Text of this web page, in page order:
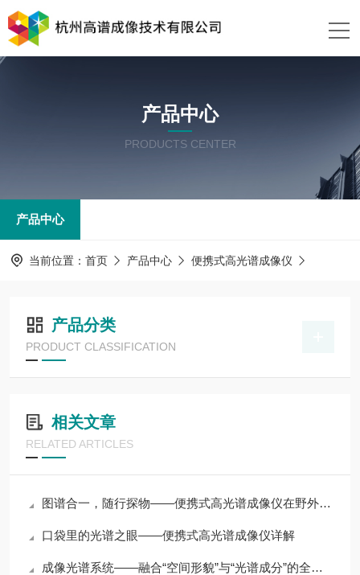
产品中心
PRODUCTS CENTER
产品中心
当前位置： 首页 产品中心 便携式高光谱成像仪
产品分类
PRODUCT CLASSIFICATION
相关文章
RELATED ARTICLES
图谱合一，随行探物——便携式高光谱成像仪在野外与现场检测中的应用
口袋里的光谱之眼——便携式高光谱成像仪详解
成像光谱系统——融合“空间形貌”与“光谱成分”的全能分析平台